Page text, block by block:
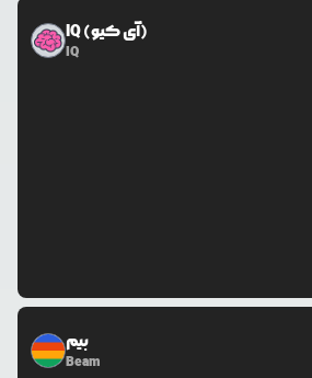
IQ (آی کیو)
IQ
بیم
Beam